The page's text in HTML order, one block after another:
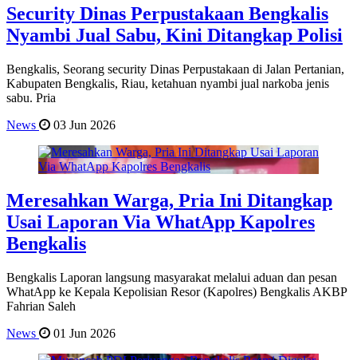
Security Dinas Perpustakaan Bengkalis
Nyambi Jual Sabu, Kini Ditangkap Polisi
Bengkalis, Seorang security Dinas Perpustakaan di Jalan Pertanian,
Kabupaten Bengkalis, Riau, ketahuan nyambi jual narkoba jenis
sabu. Pria
News
03 Jun 2026
Meresahkan Warga, Pria Ini Ditangkap
Usai Laporan Via WhatApp Kapolres
Bengkalis
Bengkalis Laporan langsung masyarakat melalui aduan dan pesan
WhatApp ke Kepala Kepolisian Resor (Kapolres) Bengkalis AKBP
Fahrian Saleh
News
01 Jun 2026